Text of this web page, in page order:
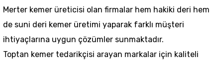
Merter kemer üreticisi olan firmalar hem hakiki deri hem
de suni deri kemer üretimi yaparak farklı müşteri
ihtiyaçlarına uygun çözümler sunmaktadır.
Toptan kemer tedarikçisi arayan markalar için kaliteli